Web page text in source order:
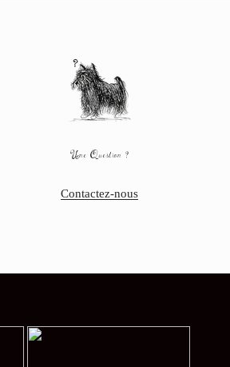
Une Question ?
Contactez-nous